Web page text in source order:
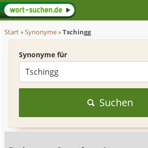
Start»Synonyme»Tschingg
Synonyme für
Suchen